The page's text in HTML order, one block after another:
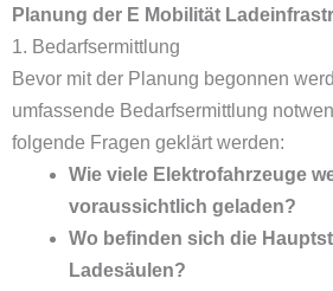
Planung der E Mobilität
1. Bedarfsermittlung
Bevor mit der Planung begonnen
umfassende Bedarfsermittlung
folgende Fragen geklärt werden:
Wie viele Elektrofahrzeuge
voraussichtlich geladen?
Wo befinden sich die
Ladesäulen?